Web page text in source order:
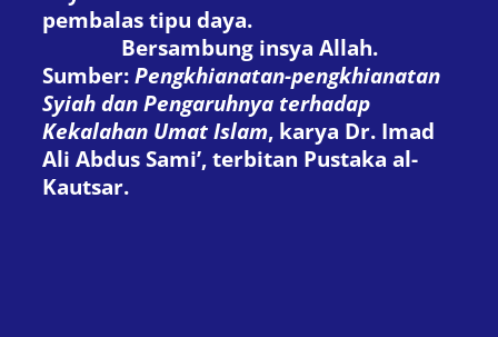
pembalas tipu daya.
Bersambung insya Allah.
Sumber: Pengkhianatan-pengkhianatan
Syiah dan Pengaruhnya terhadap
Kekalahan Umat Islam, karya Dr. Imad
Ali Abdus Sami’, terbitan Pustaka al-
Kautsar.